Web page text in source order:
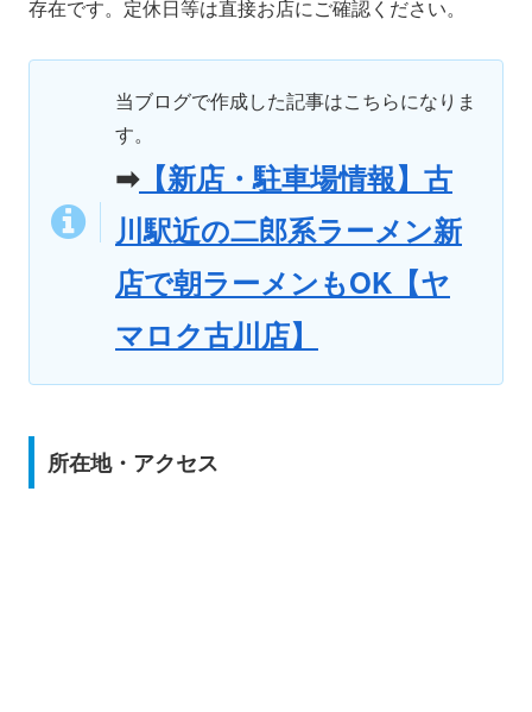
存在です。定休日等は直接お店にご確認ください。
当ブログで作成した記事はこちらになりま
す。
➡【新店・駐車場情報】古
川駅近の二郎系ラーメン新
店で朝ラーメンもOK【ヤ
マロク古川店】
所在地・アクセス